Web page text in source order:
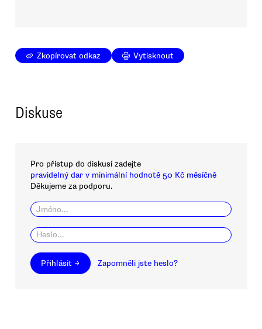
Zkopírovat odkaz Vytisknout
Diskuse
Pro přístup do diskusí zadejte
pravidelný dar v minimální hodnotě 50 Kč měsíčně
Děkujeme za podporu.
Přihlásit → Zapomněli jste heslo?